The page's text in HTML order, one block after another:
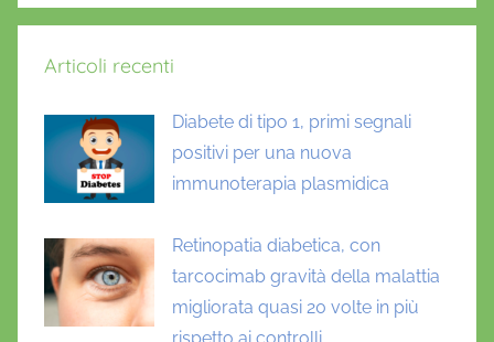
o
e
o
o
g
y
Articoli recenti
Diabete di tipo 1, primi segnali
positivi per una nuova
immunoterapia plasmidica
Retinopatia diabetica, con
tarcocimab gravità della malattia
migliorata quasi 20 volte in più